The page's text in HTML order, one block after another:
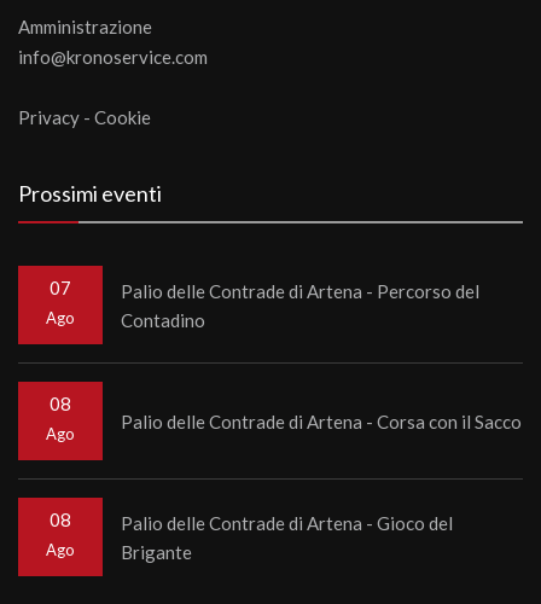
Amministrazione
info@kronoservice.com
Privacy - Cookie
Prossimi eventi
07
Ago
Palio delle Contrade di Artena - Percorso del
Contadino
08
Ago
Palio delle Contrade di Artena - Corsa con il Sacco
08
Ago
Palio delle Contrade di Artena - Gioco del
Brigante